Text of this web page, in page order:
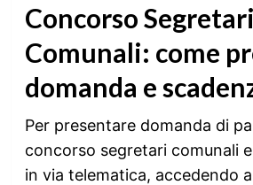
Concorso Segretari
Comunali: come
domanda e
Per presentare domanda di
concorso segretari comunali
in via telematica, accedendo